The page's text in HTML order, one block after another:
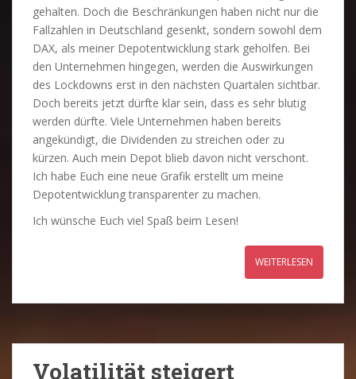
gehalten. Doch die Beschränkungen haben nicht nur die
Fallzahlen in Deutschland gesenkt, sondern sowohl dem
DAX, als meiner Depotentwicklung stark geholfen. Bei
den Unternehmen hingegen, werden die Auswirkungen
des Lockdowns erst in den nächsten Quartalen sichtbar.
Doch bereits jetzt dürfte klar sein, dass es sehr blutig
werden dürfte. Viele Unternehmen haben bereits
angekündigt, die Dividenden zu streichen oder zu
kürzen. Auch mein Depot blieb davon nicht verschont.
Ich habe Euch eine neue Grafik erstellt um meine
Depotentwicklung transparenter zu machen.
Ich wünsche Euch viel Spaß beim Lesen!
WEITERLESEN
Volatilität steigert